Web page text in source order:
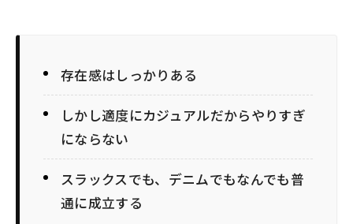
存在感はしっかりある
しかし適度にカジュアルだからやりすぎ
にならない
スラックスでも、デニムでもなんでも普
通に成立する